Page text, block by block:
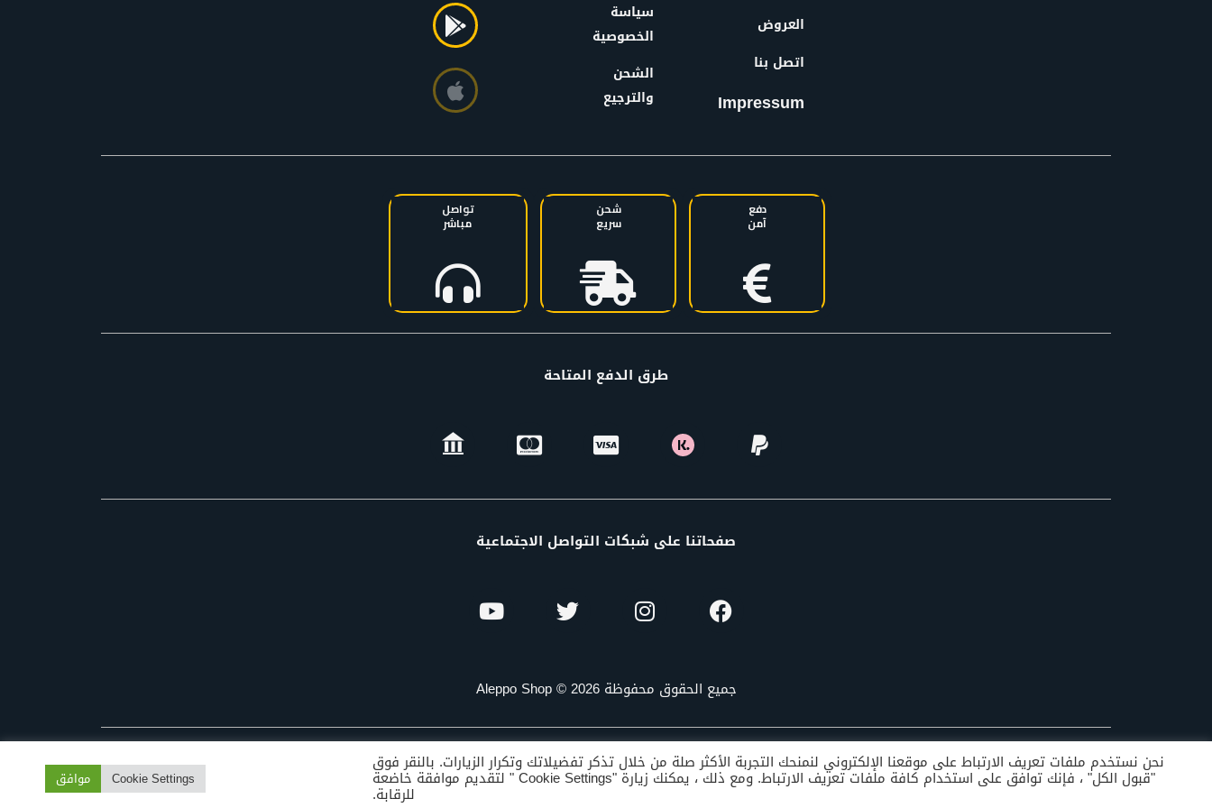
العروض
اتصل بنا
Impressum
سياسة
الخصوصية
الشحن
والترجيع
دفع
آمن
شحن
سريع
تواصل
مباشر
طرق الدفع المتاحة
صفحاتنا على شبكات التواصل الاجتماعية
جميع الحقوق محفوظة Aleppo Shop © 2026
نحن نستخدم ملفات تعريف الارتباط على موقعنا الإلكتروني لنمنحك التجربة الأكثر صلة من خلال تذكر تفضيلاتك وتكرار الزيارات. بالنقر فوق
"قبول الكل" ، فإنك توافق على استخدام كافة ملفات تعريف الارتباط. ومع ذلك ، يمكنك زيارة "Cookie Settings " لتقديم موافقة خاضعة
للرقابة.
Cookie Settings موافق